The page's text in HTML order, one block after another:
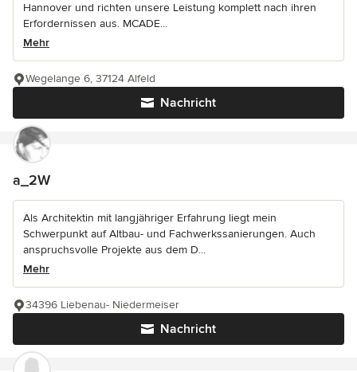
Hannover und richten unsere Leistung komplett nach ihren
Erfordernissen aus. MCADE...
Mehr
Nachricht
Wegelange 6, 37124 Alfeld
a_2W
Als Architektin mit langjähriger Erfahrung liegt mein
Schwerpunkt auf Altbau- und Fachwerkssanierungen. Auch
anspruchsvolle Projekte aus dem D...
Mehr
Nachricht
34396 Liebenau- Niedermeiser